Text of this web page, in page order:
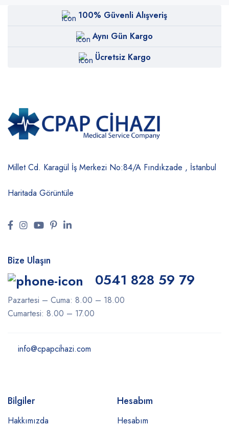
100% Güvenli Alışveriş
Aynı Gün Kargo
Ücretsiz Kargo
Millet Cd. Karagül İş Merkezi No:84/A Fındıkzade , İstanbul
Haritada Görüntüle
Bize Ulaşın
0541 828 59 79
Pazartesi – Cuma: 8.00 – 18.00
Cumartesi: 8.00 – 17.00
info@cpapcihazi.com
Bilgiler
Hakkımızda
Hesabım
Hesabım